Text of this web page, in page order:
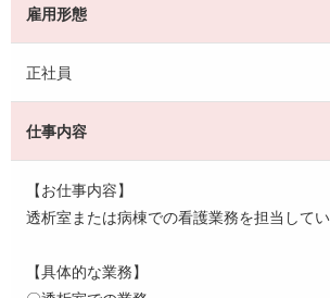
雇用形態
正社員
仕事内容
【お仕事内容】
透析室または病棟での看護業務を担当して
【具体的な業務】